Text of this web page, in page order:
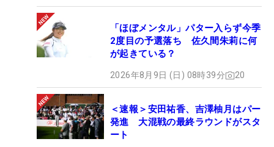
「ほぼメンタル」パター入らず今季
2度目の予選落ち 佐久間朱莉に何
が起きている？
2026年8月9日 (日) 08時39分 20
＜速報＞安田祐香、吉澤柚月はパー
発進 大混戦の最終ラウンドがスタ
ート